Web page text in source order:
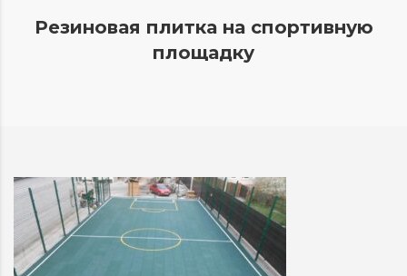
Резиновая плитка на спортивную
площадку